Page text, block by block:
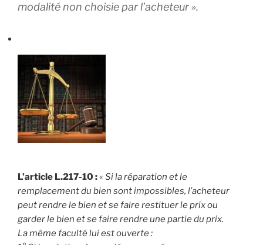
modalité non choisie par l’acheteur ».
L’article L.217-10 :« Si la réparation et le
remplacement du bien sont impossibles, l’acheteur
peut rendre le bien et se faire restituer le prix ou
garder le bien et se faire rendre une partie du prix.
La même faculté lui est ouverte :